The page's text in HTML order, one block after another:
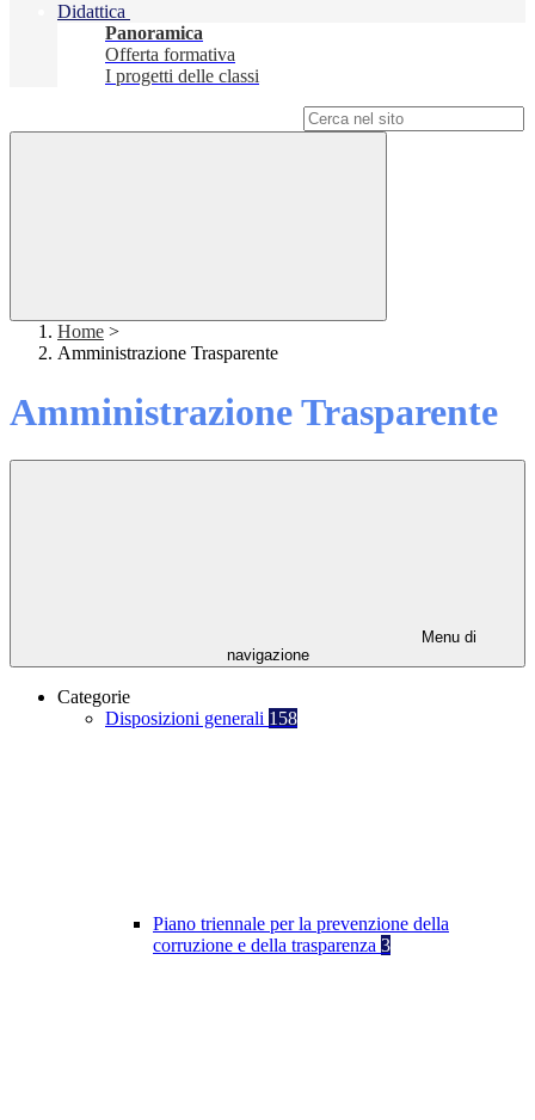
Didattica
Panoramica
Offerta formativa
I progetti delle classi
Home >
Amministrazione Trasparente
Amministrazione Trasparente
Menu di
navigazione
Categorie
Disposizioni generali 158
Piano triennale per la prevenzione della
corruzione e della trasparenza 3